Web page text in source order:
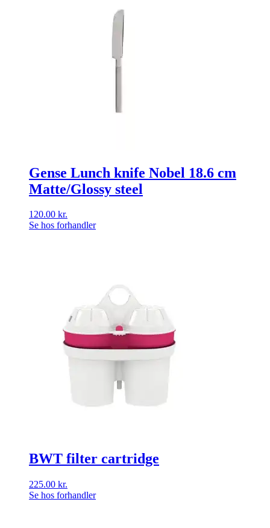
Gense Lunch knife Nobel 18.6 cm
Matte/Glossy steel
120.00 kr.
Se hos forhandler
BWT filter cartridge
225.00 kr.
Se hos forhandler